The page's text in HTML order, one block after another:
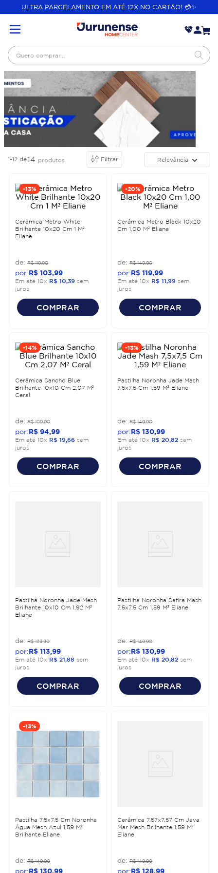
ULTRA PARCELAMENTO EM ATÉ 12X NO CARTÃO! 💳✨
Quero comprar...
1-12 de14 produtos Filtrar Relevância
-13%
Cerâmica Metro White
Brilhante 10x20 Cm 1 M²
Eliane
R$ 119,90
R$ 103 99
Em até 10x R$ 10 39 sem
juros
COMPRAR
-20%
Cerâmica Metro Black 10x20
Cm 1,00 M² Eliane
R$ 149,90
R$ 119 99
Em até 10x R$ 11 99 sem
juros
COMPRAR
-14%
Cerâmica Sancho Blue
Brilhante 10x10 Cm 2,07 M²
Ceral
R$ 109,90
R$ 94 99
Em até 10x R$ 19 66 sem
juros
COMPRAR
-13%
Pastilha Noronha Jade Mash
7,5x7,5 Cm 1,59 M² Eliane
R$ 149,90
R$ 130 99
Em até 10x R$ 20 82 sem
juros
COMPRAR
Pastilha Noronha Jade Mesh
Brilhante 10x10 Cm 1,92 M²
Eliane
R$ 129,90
R$ 113 99
Em até 10x R$ 21 88 sem
juros
COMPRAR
Pastilha Noronha Safira Mash
7,5x7,5 Cm 1,59 M² Eliane
R$ 149,90
R$ 130 99
Em até 10x R$ 20 82 sem
juros
COMPRAR
-13%
Pastilha 7,5x7,5 Cm Noronha
Água Mesh Azul 1,59 M²
Brilhante Eliane
R$ 149,90
R$ 130 99
Cerâmica 7,57x7,57 Cm Java
Mar Mesh Brilhante 1,59 M²
Eliane
R$ 149,90
R$ 128 99